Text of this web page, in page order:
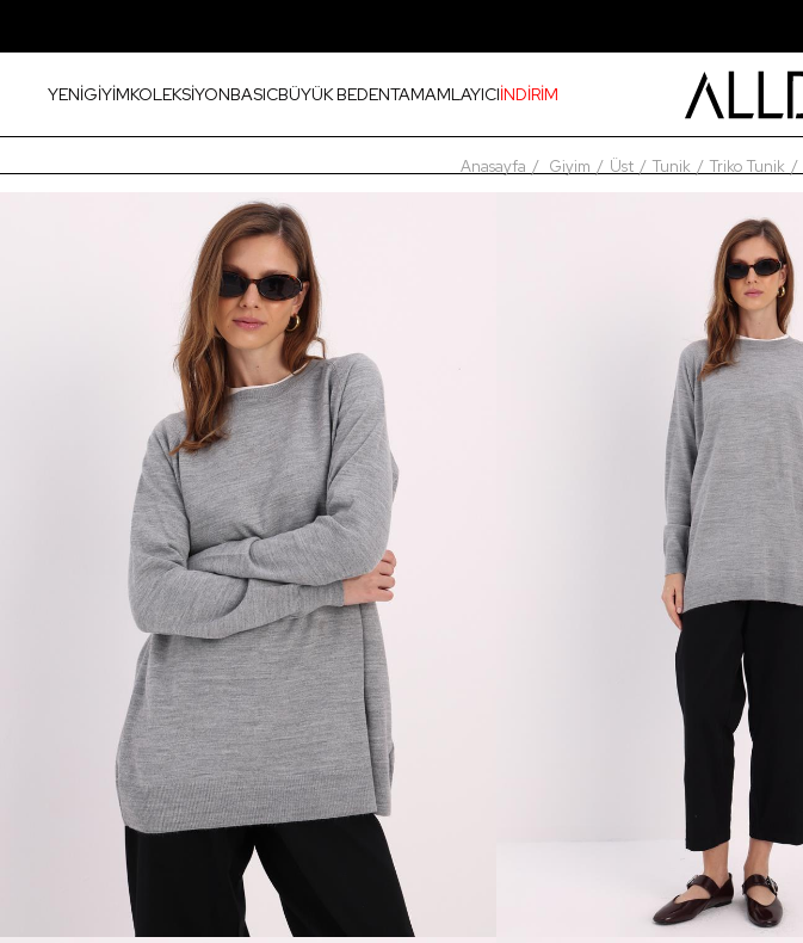
YENİGİYİMKOLEKSİYONBASICBÜYÜK BEDENTAMAMLAYICIİNDİRİM
Anasayfa Giyim Üst Tunik Triko Tunik